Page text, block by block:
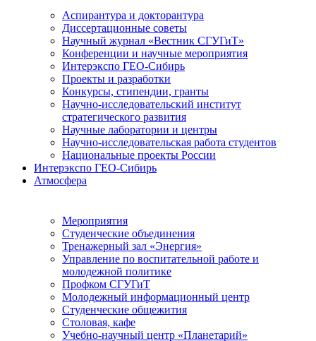
Аспирантура и докторантура
Диссертационные советы
Научный журнал «Вестник СГУГиТ»
Конференции и научные мероприятия
Интерэкспо ГЕО-Сибирь
Проекты и разработки
Конкурсы, стипендии, гранты
Научно-исследовательский институт
стратегического развития
Научные лаборатории и центры
Научно-исследовательская работа студентов
Национальные проекты России
Интерэкспо ГЕО-Сибирь
Атмосфера
Мероприятия
Студенческие объединения
Тренажерный зал «Энергия»
Управление по воспитательной работе и
молодежной политике
Профком СГУГиТ
Молодежный информационный центр
Студенческие общежития
Столовая, кафе
Учебно-научный центр «Планетарий»